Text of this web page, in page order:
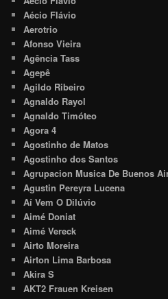
Aécio Flávio
Aerotrio
Afonso Vieira
Agência Tass
Agepê
Agildo Ribeiro
Agnaldo Rayol
Agnaldo Timóteo
Agora 4
Agostinho de Matos
Agostinho dos Santos
Agrupacion Musica De Buenos
Agustin Pereyra Lucena
Aí Vem O Dilúvio
Aimé Doniat
Aimé Vereck
Airto Moreira
Airton Lima Barbosa
Akira S
AKT2 Frauen Kreisen